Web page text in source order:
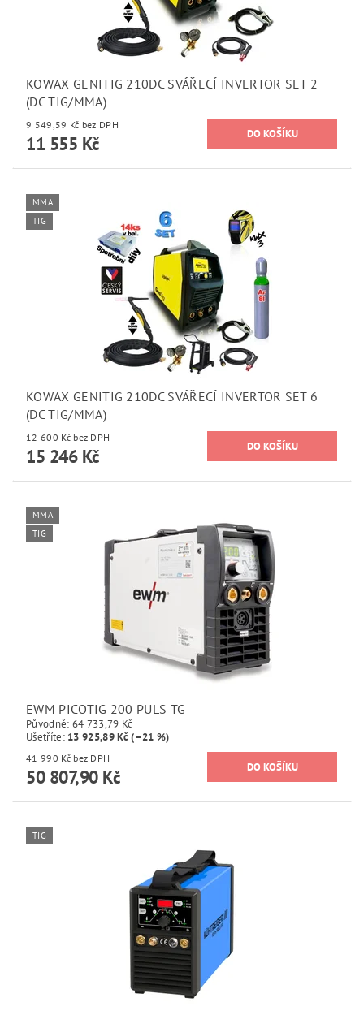
KOWAX GENITIG 210DC SVÁŘECÍ INVERTOR SET 2
(DC TIG/MMA)
9 549,59 Kč bez DPH
11 555 Kč
MMA
TIG
KOWAX GENITIG 210DC SVÁŘECÍ INVERTOR SET 6
(DC TIG/MMA)
12 600 Kč bez DPH
15 246 Kč
MMA
TIG
EWM PICOTIG 200 PULS TG
Původně: 64 733,79 Kč
Ušetříte: 13 925,89 Kč (–21 %)
41 990 Kč bez DPH
50 807,90 Kč
TIG